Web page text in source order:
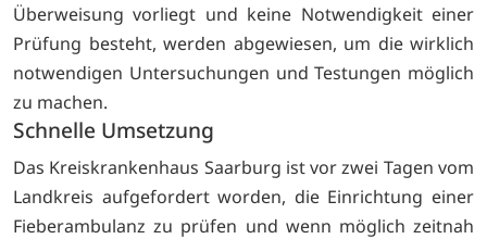
Überweisung vorliegt und keine Notwendigkeit einer
Prüfung besteht, werden abgewiesen, um die wirklich
notwendigen Untersuchungen und Testungen möglich
zu machen.
Schnelle Umsetzung
Das Kreiskrankenhaus Saarburg ist vor zwei Tagen vom
Landkreis aufgefordert wor­den, die Einrichtung einer
Fieberambulanz zu prüfen und wenn möglich zeitnah